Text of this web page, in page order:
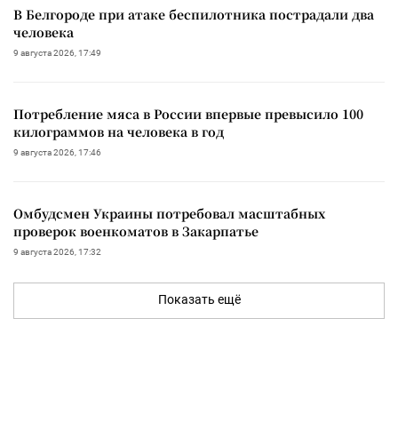
В Белгороде при атаке беспилотника пострадали два
человека
9 августа 2026, 17:49
Потребление мяса в России впервые превысило 100
килограммов на человека в год
9 августа 2026, 17:46
Омбудсмен Украины потребовал масштабных
проверок военкоматов в Закарпатье
9 августа 2026, 17:32
Показать ещё